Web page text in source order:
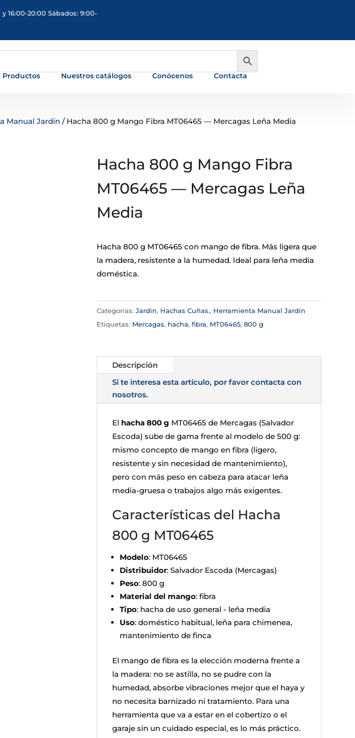
16:00-20:00 Sábados: 9:00-
Productos Nuestros catálogos Conócenos Contacta
Manual Jardín / Hacha 800 g Mango Fibra MT06465 — Mercagas Leña Media
Hacha 800 g Mango Fibra
MT06465 — Mercagas Leña
Media
Hacha 800 g MT06465 con mango de fibra. Más ligera que
la madera, resistente a la humedad. Ideal para leña media
doméstica.
Categorías: Jardin, Hachas Cuñas., Herramienta Manual Jardín
Etiquetas: Mercagas, hacha, fibra, MT06465, 800 g
Descripción
Si te interesa esta artículo, por favor contacta con
nosotros.
El hacha 800 g MT06465 de Mercagas (Salvador
Escoda) sube de gama frente al modelo de 500 g:
mismo concepto de mango en fibra (ligero,
resistente y sin necesidad de mantenimiento),
pero con más peso en cabeza para atacar leña
media-gruesa o trabajos algo más exigentes.
Características del Hacha
800 g MT06465
Modelo: MT06465
Distribuidor: Salvador Escoda (Mercagas)
Peso: 800 g
Material del mango: fibra
Tipo: hacha de uso general - leña media
Uso: doméstico habitual, leña para chimenea,
mantenimiento de finca
El mango de fibra es la elección moderna frente a
la madera: no se astilla, no se pudre con la
humedad, absorbe vibraciones mejor que el haya y
no necesita barnizado ni tratamiento. Para una
herramienta que va a estar en el cobertizo o el
garaje sin un cuidado especial, es lo más práctico.